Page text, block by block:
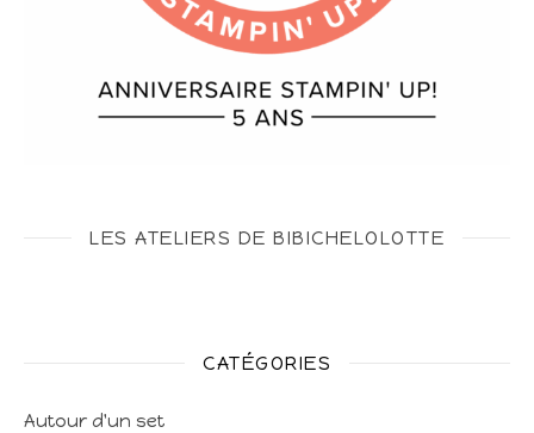
LES ATELIERS DE BIBICHELOLOTTE
CATÉGORIES
Autour d'un set